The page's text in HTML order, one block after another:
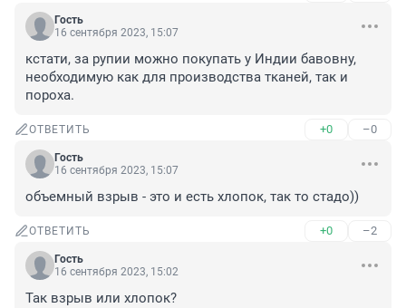
Гость
16 сентября 2023, 15:07
кстати, за рупии можно покупать у Индии бавовну,
необходимую как для производства тканей, так и
пороха.
ОТВЕТИТЬ +0 –0
Гость
16 сентября 2023, 15:07
объемный взрыв - это и есть хлопок, так то стадо))
ОТВЕТИТЬ +0 –2
Гость
16 сентября 2023, 15:02
Так взрыв или хлопок?